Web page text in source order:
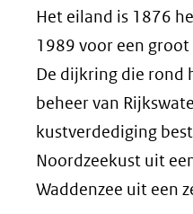
Het eiland is 1876
1989 voor een
De dijkring die
beheer van
kustverdediging
Noordzeekust uit
Waddenzee uit een